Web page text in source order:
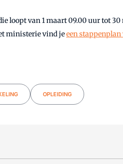
loopt van 1 maart 09.00 uur tot
ministerie vind jeeen
OPLEIDING